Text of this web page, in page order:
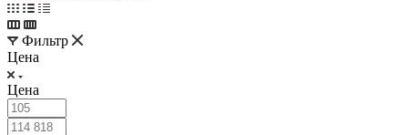
Фильтр
Цена
Цена